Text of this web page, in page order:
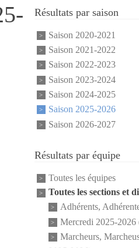
Résultats par saison
Saison 2020-2021
Saison 2021-2022
Saison 2022-2023
Saison 2023-2024
Saison 2024-2025
Saison 2025-2026
Saison 2026-2027
Résultats par équipe
Toutes les équipes
Toutes les sections et
Adhérents,
Mercredi 2025-2026
Marcheurs,